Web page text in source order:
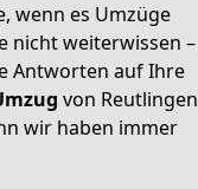
wenn es Umzüge
nicht weiterwissen –
Antworten auf Ihre
von Reutlingen
wir haben immer